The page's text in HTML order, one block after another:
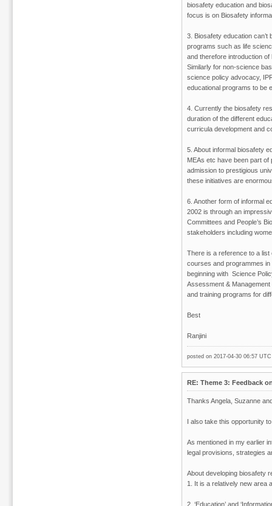
biosafety education and
focus is on Biosafety
3. Biosafety education
programs such as life
and therefore introduction
Similarly for non-science
science policy advocacy,
educational programs to be
4. Currently the biosafety
duration of the different
curricula development and
5. About informal biosafety
MEAs etc have been part
admission to prestigious
these initiatives are
6. Another form of informal
2002 is through an
Committees and People’s
stakeholders including
There is a reference to a
courses and programmes
beginning with Science
Assessment &
and training programs for
Best
Ranjini
posted on 2017-04-30 06:57
RE: Theme 3: Feedback
Thanks Angela, Suzanne
I also take this opportunity
As mentioned in my earlier
legal provisions, strategies
About developing biosafety
1. It is a relatively new area
2. ‘Education’ and